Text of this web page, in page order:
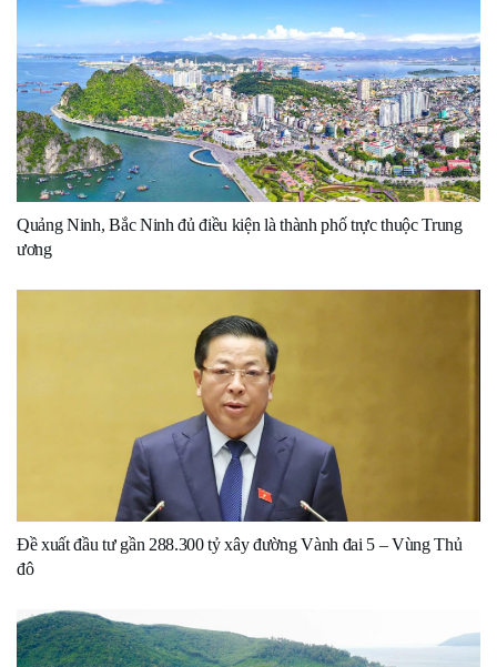
Quảng Ninh, Bắc Ninh đủ điều kiện là thành phố trực thuộc Trung
ương
Đề xuất đầu tư gần 288.300 tỷ xây đường Vành đai 5 – Vùng Thủ
đô